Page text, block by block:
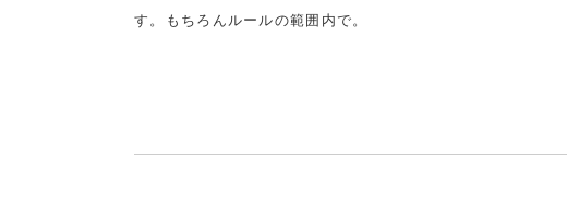
す。もちろんルールの範囲内で。